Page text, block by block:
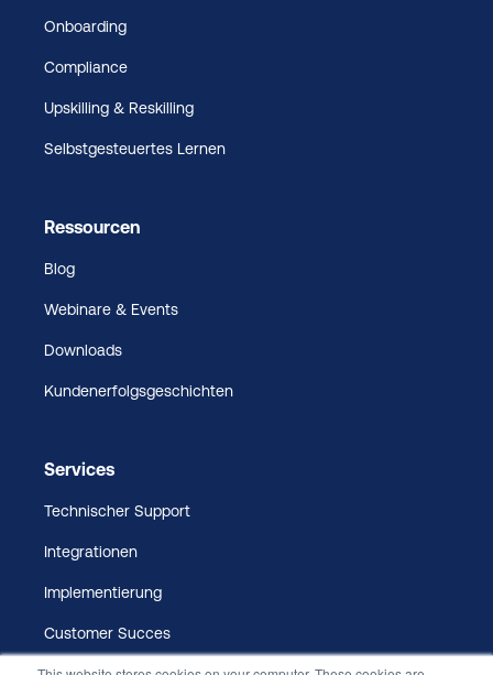
Onboarding
Compliance
Upskilling & Reskilling
Selbstgesteuertes Lernen
Ressourcen
Blog
Webinare & Events
Downloads
Kundenerfolgsgeschichten
Services
Technischer Support
Integrationen
Implementierung
Customer Succes